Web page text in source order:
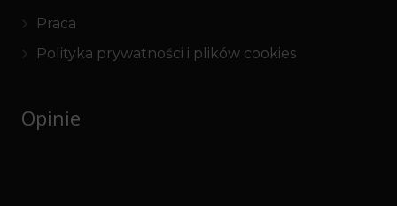
Praca
Polityka prywatności i plików cookies
Opinie